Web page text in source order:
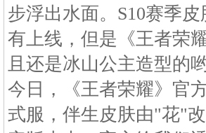
步浮出水面。S10赛季
有上线，但是《王者荣
且还是冰山公主造型的
今日，《王者荣耀》官
式服，伴生皮肤由"花"